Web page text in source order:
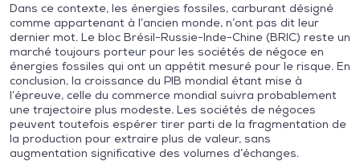
Dans ce contexte, les énergies fossiles, carburant désigné
comme appartenant à l’ancien monde, n’ont pas dit leur
dernier mot. Le bloc Brésil-Russie-Inde-Chine (BRIC) reste un
marché toujours porteur pour les sociétés de négoce en
énergies fossiles qui ont un appétit mesuré pour le risque. En
conclusion, la croissance du PIB mondial étant mise à
l’épreuve, celle du commerce mondial suivra probablement
une trajectoire plus modeste. Les sociétés de négoces
peuvent toutefois espérer tirer parti de la fragmentation de
la production pour extraire plus de valeur, sans
augmentation significative des volumes d’échanges.